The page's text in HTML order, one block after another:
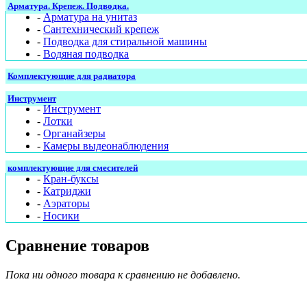
Арматура. Крепеж. Подводка.
-Арматура на унитаз
- Сантехнический крепеж
- Подводка для стиральной машины
- Водяная подводка
Комплектующие для радиатора
Инструмент
-Инструмент
- Лотки
- Органайзеры
- Камеры выдеонаблюдения
комплектующие для смесителей
-Кран-буксы
- Катриджи
- Аэраторы
- Носики
Сравнение товаров
Пока ни одного товара к сравнению не добавлено.